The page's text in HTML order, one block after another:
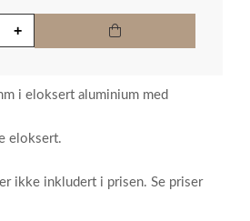
i eloksert aluminium med
eloksert.
ikke inkludert i prisen. Se priser